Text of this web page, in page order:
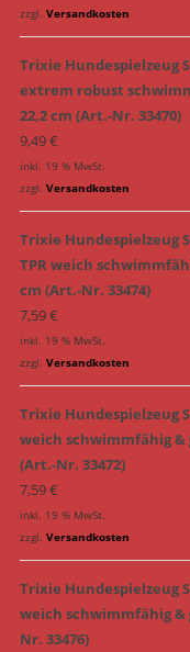
zzgl. Versandkosten
Trixie Hundespielzeug
extrem robust
22,2 cm (Art.-Nr. 33470)
9,49€
inkl. 19 % MwSt.
zzgl. Versandkosten
Trixie Hundespielzeug
TPR weich
cm (Art.-Nr. 33474)
7,59€
inkl. 19 % MwSt.
zzgl. Versandkosten
Trixie Hundespielzeug
weich schwimmfähig &
(Art.-Nr. 33472)
7,59€
inkl. 19 % MwSt.
zzgl. Versandkosten
Trixie Hundespielzeug
weich schwimmfähig &
Nr. 33476)